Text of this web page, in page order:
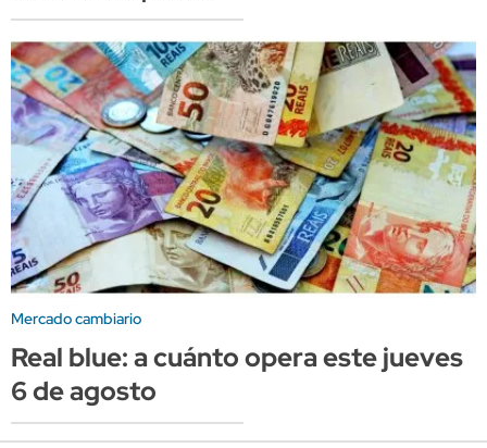
Mercado cambiario
Real blue: a cuánto opera este jueves
6 de agosto